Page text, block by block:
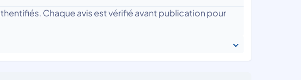
Chaque avis est vérifié avant publication pour